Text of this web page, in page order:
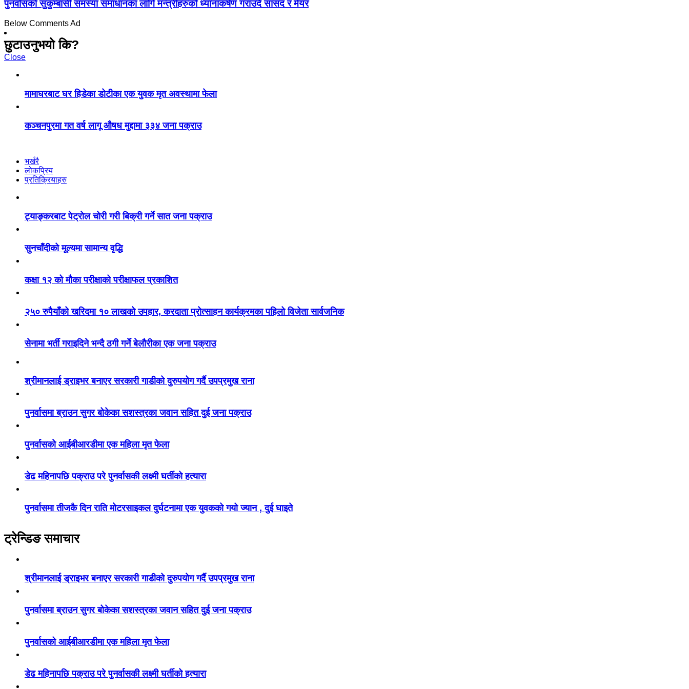
पुनर्वासको सुकुम्बासी समस्या समाधानका लागि मन्त्रीहरुको ध्यानाकर्षण गराउदै सांसद र मेयर
Below Comments Ad
छुटाउनुभयो कि?
Close
मामाघरबाट घर हिडेका डोटीका एक युवक मृत अवस्थामा फेला
कञ्चनपुरमा गत वर्ष लागू औषध मुद्दामा ३३४ जना पक्राउ
भर्खरै
लोकप्रिय
प्रतिक्रियाहरु
ट्याङ्करबाट पेट्रोल चोरी गरी बिक्री गर्ने सात जना पक्राउ
सुनचाँदीको मूल्यमा सामान्य वृद्धि
कक्षा १२ को मौका परीक्षाको परीक्षाफल प्रकाशित
२५० रुपैयाँको खरिदमा १० लाखको उपहार, करदाता प्रोत्साहन कार्यक्रमका पहिलो विजेता सार्वजनिक
सेनामा भर्ती गराइदिने भन्दै ठगी गर्ने बेलौरीका एक जना पक्राउ
श्रीमानलाई ड्राइभर बनाएर सरकारी गाडीको दुरुपयोग गर्दै उपप्रमुख राना
पुनर्वासमा ब्राउन सुगर बोकेका सशस्त्रका जवान सहित दुई जना पक्राउ
पुनर्वासको आईबीआरडीमा एक महिला मृत फेला
डेढ महिनापछि पक्राउ परे पुनर्वासकी लक्ष्मी घर्तीको हत्यारा
पुनर्वासमा तीजकै दिन राति मोटरसाइकल दुर्घटनामा एक युवकको गयो ज्यान , दुई घाइते
ट्रेन्डिङ समाचार
श्रीमानलाई ड्राइभर बनाएर सरकारी गाडीको दुरुपयोग गर्दै उपप्रमुख राना
पुनर्वासमा ब्राउन सुगर बोकेका सशस्त्रका जवान सहित दुई जना पक्राउ
पुनर्वासको आईबीआरडीमा एक महिला मृत फेला
डेढ महिनापछि पक्राउ परे पुनर्वासकी लक्ष्मी घर्तीको हत्यारा